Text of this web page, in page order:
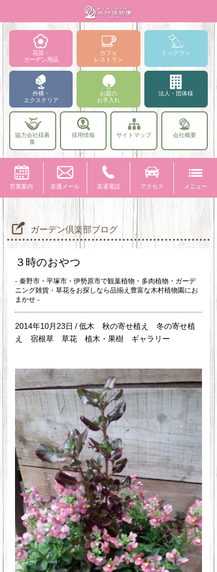
花苗・
ガーデン用品
カフェ
レストラン
ドッグラン
外構・
エクステリア
お庭の
お手入れ
法人・団体様
協力会社様募
集
採用情報 サイトマップ 会社概要
営業案内 直通メール 直通電話 アクセス メニュー
ガーデン倶楽部ブログ
３時のおやつ
- 秦野市・平塚市・伊勢原市で観葉植物・多肉植物・ガーデ
ニング雑貨・草花をお探しなら品揃え豊富な木村植物園にお
まかせ -
2014年10月23日 /低木 秋の寄せ植え
冬の寄せ植
え
宿根草 草花 植木・果樹 ギャラリー